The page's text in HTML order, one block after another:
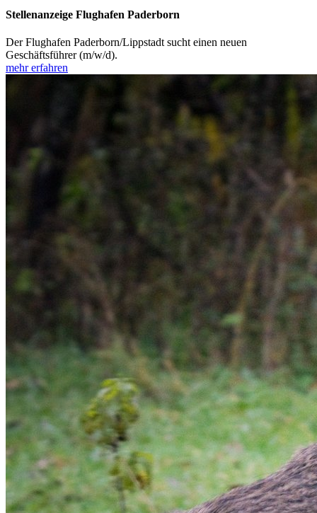
Stellenanzeige Flughafen Paderborn
Der Flughafen Paderborn/Lippstadt sucht einen neuen
Geschäftsführer (m/w/d).
mehr erfahren